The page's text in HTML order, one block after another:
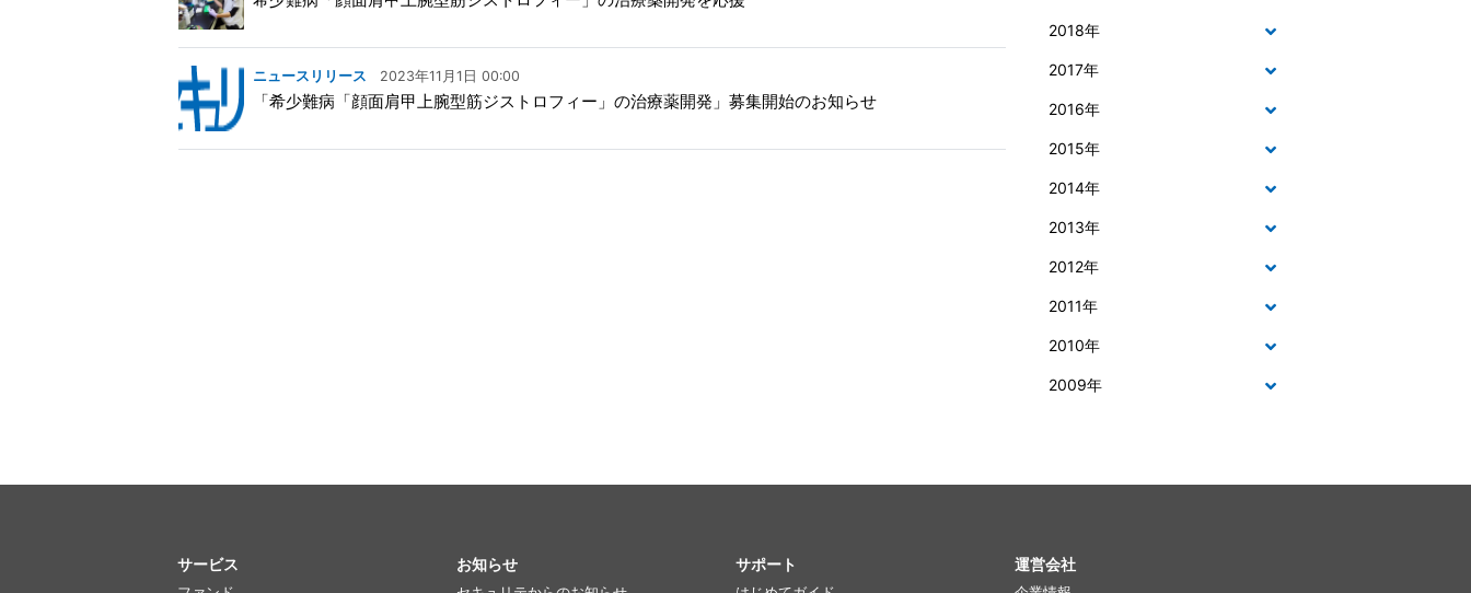
ニュースリリース 2023年11月1日 00:00
「希少難病「顔面肩甲上腕型筋ジストロフィー」の治療薬開発」募集開始のお知らせ
2018年
2017年
2016年
2015年
2014年
2013年
2012年
2011年
2010年
2009年
サービス お知らせ サポート 運営会社